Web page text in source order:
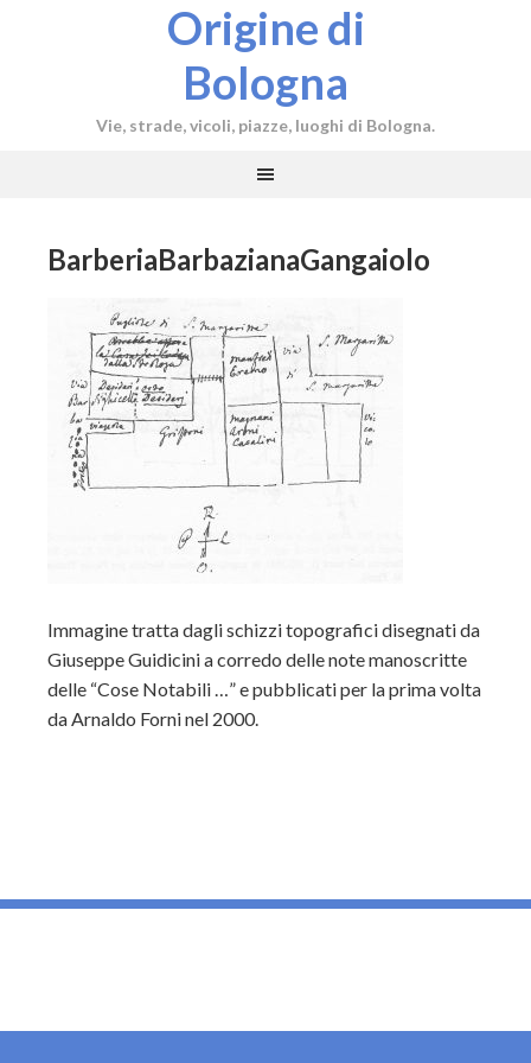
Origine di
Bologna
Vie, strade, vicoli, piazze, luoghi di Bologna.
BarberiaBarbazianaGangaiolo
Immagine tratta dagli schizzi topografici disegnati da
Giuseppe Guidicini a corredo delle note manoscritte
delle “Cose Notabili …” e pubblicati per la prima volta
da Arnaldo Forni nel 2000.